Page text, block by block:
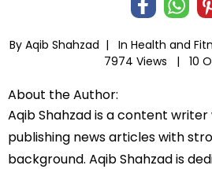
By Aqib Shahzad | In Health and
7974 Views |
10
About the Author:
Aqib Shahzad is a content
publishing news articles with
background. Aqib Shahzad is